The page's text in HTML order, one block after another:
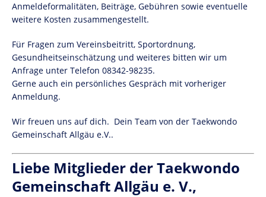
Anmeldeformalitäten, Beiträge, Gebühren sowie eventuelle
weitere Kosten zusammengestellt.
Für Fragen zum Vereinsbeitritt, Sportordnung,
Gesundheitseinschätzung und weiteres bitten wir um
Anfrage unter Telefon 08342-98235.
Gerne auch ein persönliches Gespräch mit vorheriger
Anmeldung.
Wir freuen uns auf dich. Dein Team von der Taekwondo
Gemeinschaft Allgäu e.V..
Liebe Mitglieder der Taekwondo
Gemeinschaft Allgäu e. V.,